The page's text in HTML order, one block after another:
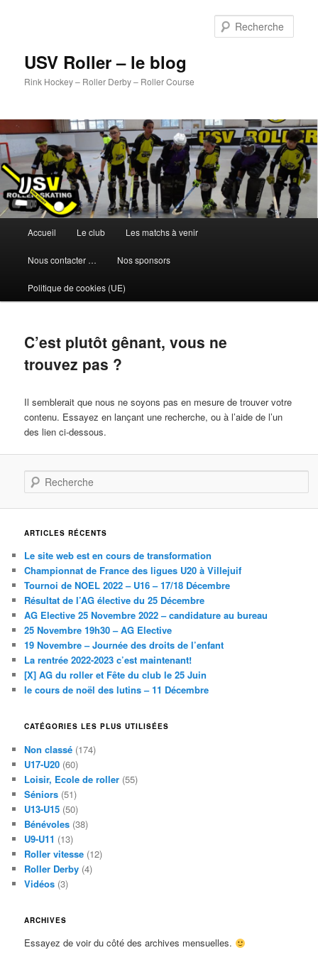
USV Roller – le blog
Rink Hockey – Roller Derby – Roller Course
principal
Accueil Le club Les matchs à venir
Nous contacter … Nos sponsors
Politique de cookies (UE)
C’est plutôt gênant, vous ne
trouvez pas ?
Il semblerait que nous ne soyons pas en mesure de trouver votre
contenu. Essayez en lançant une recherche, ou à l’aide de l’un
des lien ci-dessous.
Recherche
ARTICLES RÉCENTS
Le site web est en cours de transformation
Championnat de France des ligues U20 à Villejuif
Tournoi de NOEL 2022 – U16 – 17/18 Décembre
Résultat de l’AG élective du 25 Décembre
AG Elective 25 Novembre 2022 – candidature au bureau
25 Novembre 19h30 – AG Elective
19 Novembre – Journée des droits de l’enfant
La rentrée 2022-2023 c’est maintenant!
[X] AG du roller et Fête du club le 25 Juin
le cours de noël des lutins – 11 Décembre
CATÉGORIES LES PLUS UTILISÉES
Non classé (174)
U17-U20 (60)
Loisir, Ecole de roller (55)
Séniors (51)
U13-U15 (50)
Bénévoles (38)
U9-U11 (13)
Roller vitesse (12)
Roller Derby (4)
Vidéos (3)
ARCHIVES
Essayez de voir du côté des archives mensuelles.